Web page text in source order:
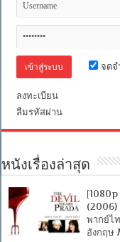
จด
ลงทะเบียน
ลืมรหัสผ่าน
หนังเรื่องล่าสุด
(2006)
พากย์ไ
อังกฤษ